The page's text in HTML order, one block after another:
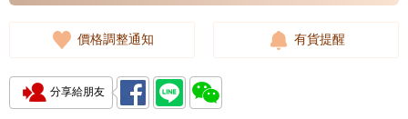
價格調整通知 有貨提醒
分享給朋友